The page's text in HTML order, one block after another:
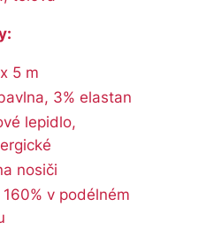
5 m
3% elastan
lepidlo,
nosiči
160% v podélném